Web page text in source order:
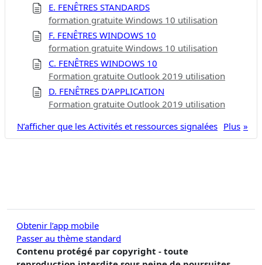
E. FENÊTRES STANDARDS
formation gratuite Windows 10 utilisation
F. FENÊTRES WINDOWS 10
formation gratuite Windows 10 utilisation
C. FENÊTRES WINDOWS 10
Formation gratuite Outlook 2019 utilisation
D. FENÊTRES D'APPLICATION
Formation gratuite Outlook 2019 utilisation
Plus
N’afficher que les Activités et ressources signalées
Obtenir l’app mobile
Passer au thème standard
Contenu protégé par copyright - toute